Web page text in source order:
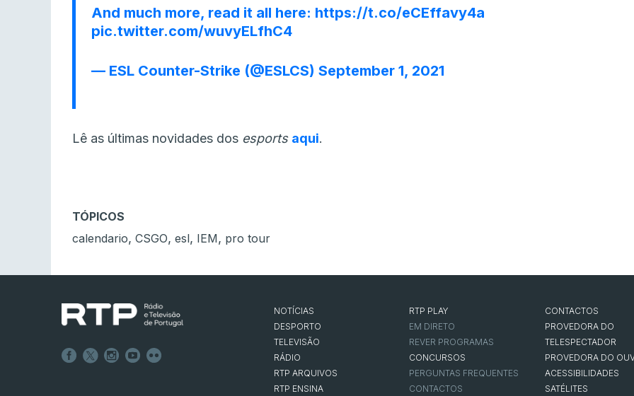
And much more, read it all here: https://t.co/eCEffavy4a
pic.twitter.com/wuvyELfhC4
— ESL Counter-Strike (@ESLCS) September 1, 2021
Lê as últimas novidades dos esports aqui.
TÓPICOS
calendario, CSGO, esl, IEM, pro tour
NOTÍCIAS
DESPORTO
TELEVISÃO
RÁDIO
RTP ARQUIVOS
RTP ENSINA
RTP PLAY
EM DIRETO
REVER PROGRAMAS
CONCURSOS
PERGUNTAS FREQUENTES
CONTACTOS
CONTACTOS
PROVEDORA DO
TELESPECTADOR
PROVEDORA DO
ACESSIBILIDADES
SATÉLITES